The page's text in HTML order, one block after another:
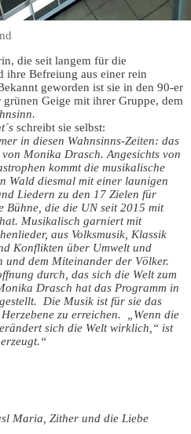
die seit langem für die
ihre Befreiung aus einer rein
geworden ist sie in den 90-er
Geige mit ihrer Gruppe, dem
schreibt sie selbst:
in diesen Wahnsinns-Zeiten: das
Monika Drasch. Angesichts von
kommt die musikalische
Wald diesmal mit einer launigen
Liedern zu den 17 Zielen für
die die UN seit 2015 mit
Musikalisch garniert mit
aus Volksmusik, Klassik
Konflikten über Umwelt und
und dem Miteinander der Völker.
durch, das sich die Welt zum
Drasch hat das Programm in
Die Musik ist für sie das
zu erreichen. „Wenn die
sich die Welt wirklich,“ ist
Maria, Zither und die Liebe